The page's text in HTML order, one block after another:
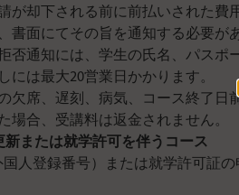
が却下される前に前払いされた
書面にてその旨を通知する必要が
否通知には、学生の氏名、パスポ
には最大20営業日かかります。
欠席、遅刻、病気、コース終了日
場合、受講料は返金されません。
新または就学許可を伴うコース
国人登録番号）または就学許可証